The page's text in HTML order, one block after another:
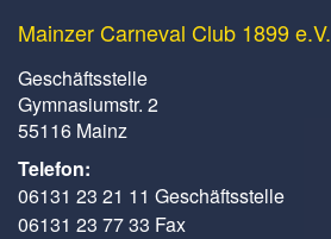
Mainzer Carneval Club 1899 e.V.
Geschäftsstelle
Gymnasiumstr. 2
55116 Mainz
Telefon:
06131 23 21 11 Geschäftsstelle
06131 23 77 33 Fax